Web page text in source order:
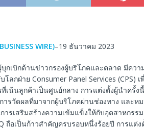
WIRE)–19 ธันวาคม 2023
บุกเบิกด้านข่าวกรองผู้บริโภคและตลาด มีควา
โลกฝ่าย Consumer Panel Services (CPS)
เน้นลูกค้าเป็นศูนย์กลาง การแต่งตั้งผู้นําครั้
ารวัดผลที่มาจากผู้บริโภคผ่านช่องทาง และ
ารเสริมสร้างความเข้มแข็งให้กับอุตสาหกร
ถือเป็นก้าวสำคัญครบรอบหนึ่งร้อยปี การแต่